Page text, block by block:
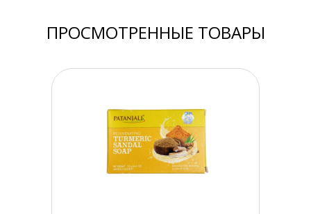
ПРОСМОТРЕННЫЕ ТОВАРЫ